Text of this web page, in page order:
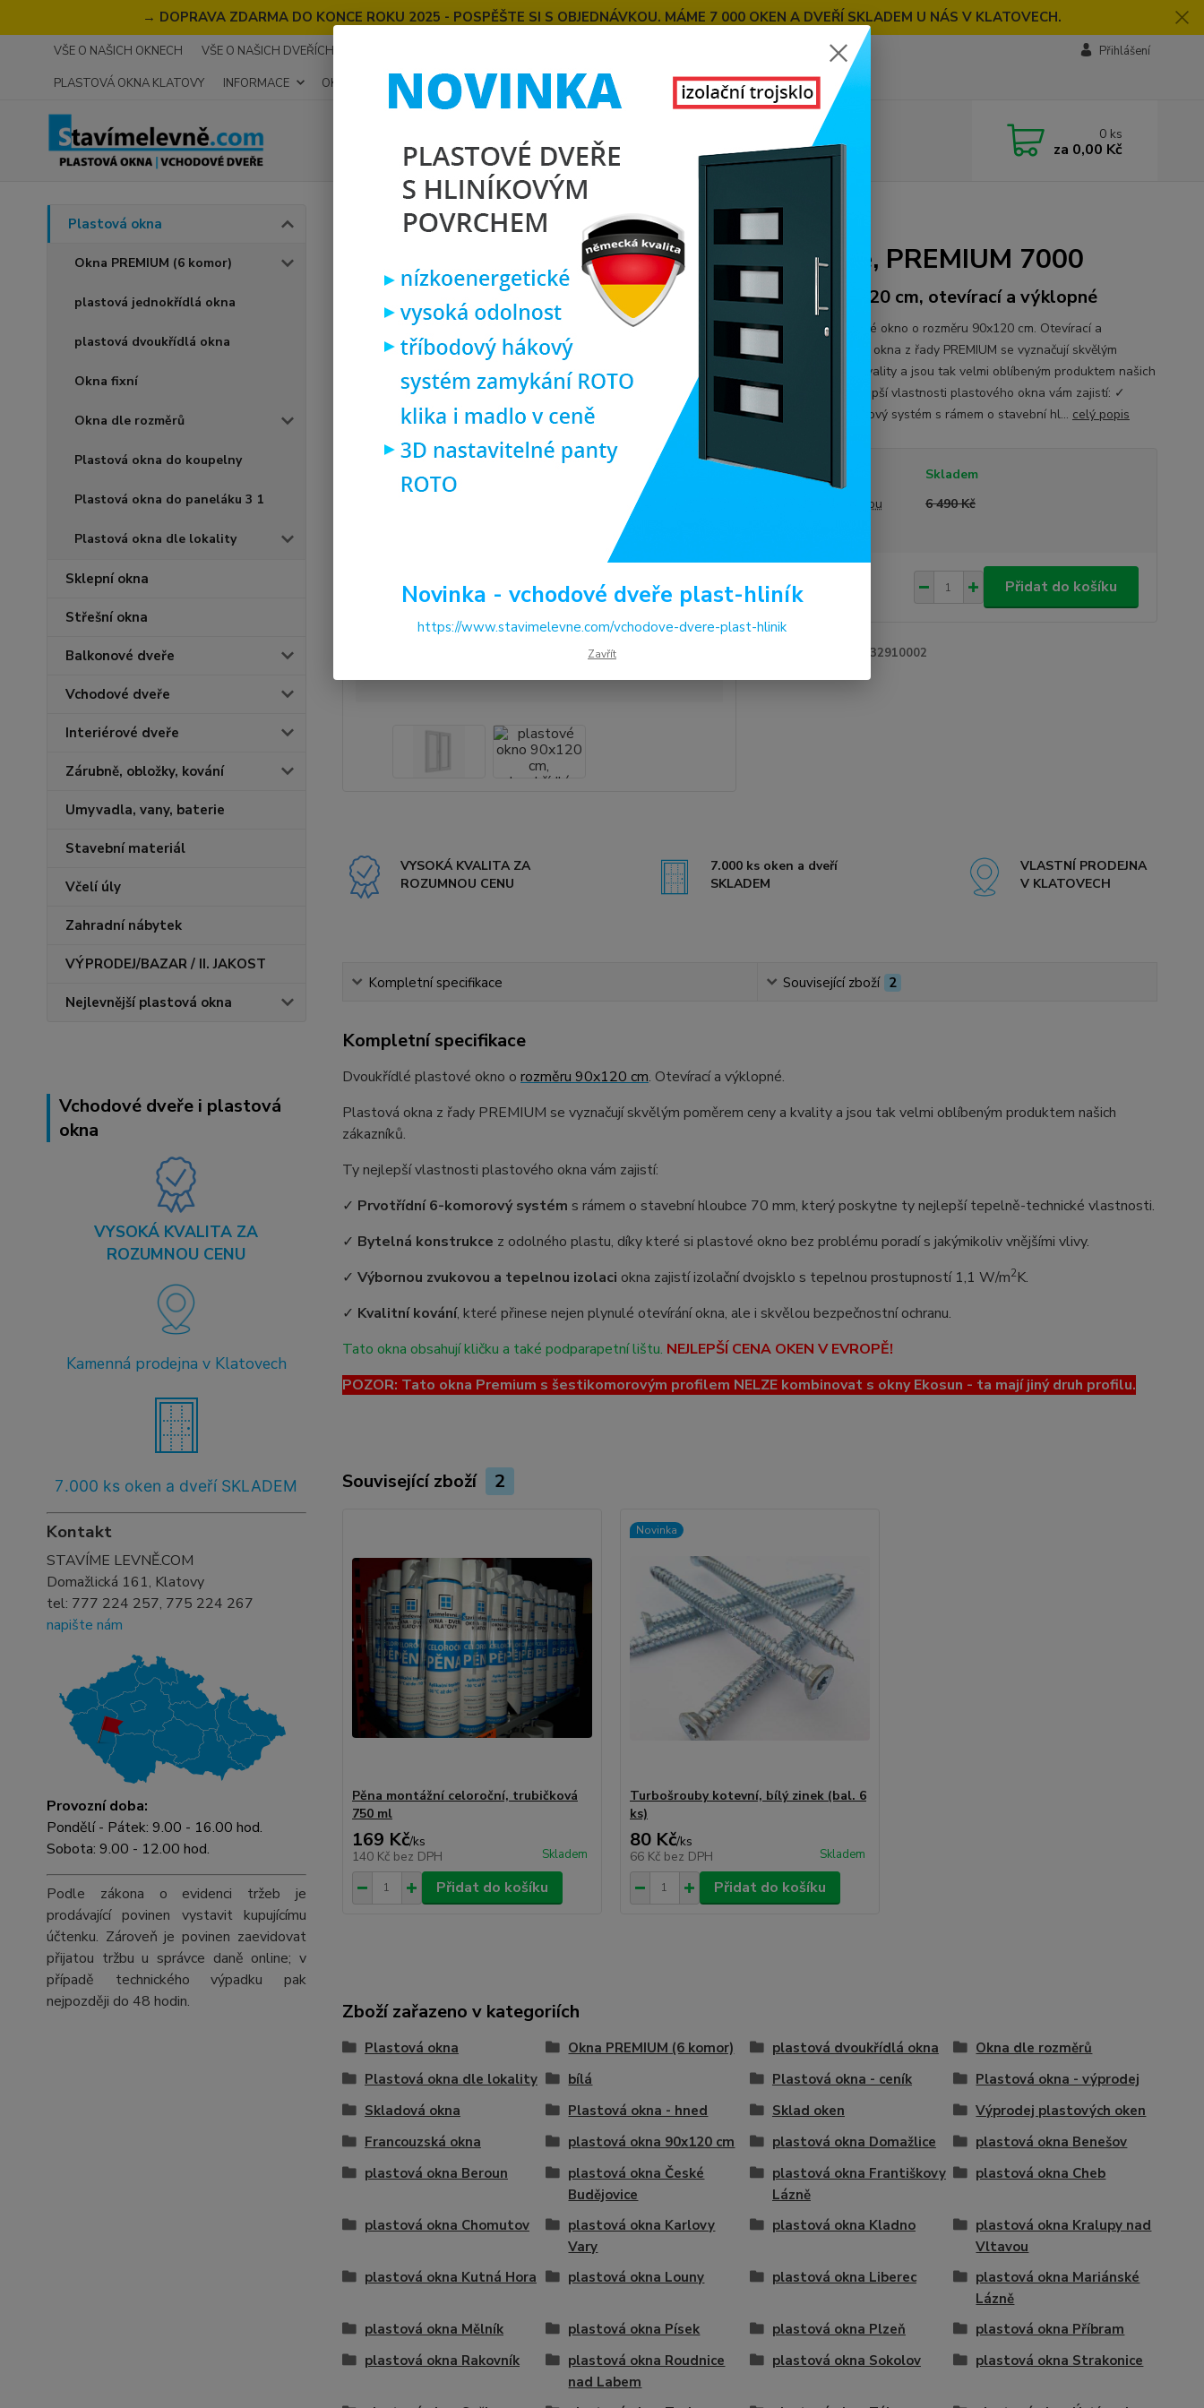
→ DOPRAVA ZDARMA DO KONCE ROKU 2025 - POSPĚŠTE SI S OBJEDNÁVKOU. MÁME 7 000 OKEN A DVEŘÍ SKLADEM U NÁS V KLATOVECH.
VŠE O NAŠICH OKNECH VŠE O NAŠICH DVEŘÍCH
PLASTOVÁ OKNA KLATOVY
INFORMACE OKNA NA MÍRU KONTAKT O NÁS
Přihlášení
0 ks
za 0,00 Kč
Plastová okna
Okna PREMIUM (6 komor)
plastová jednokřídlá okna
plastová dvoukřídlá okna
Okna fixní
Okna dle rozměrů
Plastová okna do koupelny
Plastová okna do paneláku 3 1
Plastová okna dle lokality
Sklepní okna
Střešní okna
Balkonové dveře
Vchodové dveře
Interiérové dveře
Zárubně, obložky, kování
Umyvadla, vany, baterie
Stavební materiál
Včelí úly
Zahradní nábytek
VÝPRODEJ/BAZAR / II. JAKOST
Nejlevnější plastová okna
Vchodové dveře i plastová
okna
VYSOKÁ KVALITA ZA
ROZUMNOU CENU
Kamenná prodejna v Klatovech
7.000 ks oken a dveří SKLADEM
Kontakt
STAVÍME LEVNĚ.COM
Domažlická 161, Klatovy
tel: 777 224 257, 775 224 267
napište nám
Provozní doba:
Pondělí - Pátek: 9.00 - 16.00 hod.
Sobota: 9.00 - 12.00 hod.
Podle zákona o evidenci tržeb je
prodávající povinen vystavit kupujícímu
účtenku. Zároveň je povinen zaevidovat
přijatou tržbu u správce daně online; v
případě technického výpadku pak
nejpozději do 48 hodin.
Plastová okna plastové okno 90x120 cm, dvoukřídlé, bílé, PREMIUM 7000
plastové okno 90x120 cm, dvoukřídlé, bílé, PREMIUM 7000
TOP produkt Doprava ZDARMA rozměr 90x120 cm, otevírací a výklopné
Dvoukřídlé plastové okno o rozměru 90x120 cm. Otevírací a
výklopné. Plastová okna z řady PREMIUM se vyznačují skvělým
poměrem ceny a kvality a jsou tak velmi oblíbeným produktem našich
zákazníků. Ty nejlepší vlastnosti plastového okna vám zajistí: ✓
Prvotřídní 6-komorový systém s rámem o stavební hl... celý popis
Dostupnost
Skladem
Cena před slevou
6 490 Kč
5 790 Kč
4 785 Kč
Přidat do košíku
22032910002
VYSOKÁ KVALITA ZA
ROZUMNOU CENU
7.000 ks oken a dveří
SKLADEM
VLASTNÍ PRODEJNA
V KLATOVECH
Kompletní specifikace Související zboží 2
Kompletní specifikace
Dvoukřídlé plastové okno o rozměru 90x120 cm. Otevírací a výklopné.
Plastová okna z řady PREMIUM se vyznačují skvělým poměrem ceny a kvality a jsou tak velmi oblíbeným produktem našich
zákazníků.
Ty nejlepší vlastnosti plastového okna vám zajistí:
✓ Prvotřídní 6-komorový systém s rámem o stavební hloubce 70 mm, který poskytne ty nejlepší tepelně-technické vlastnosti.
✓ Bytelná konstrukce z odolného plastu, díky které si plastové okno bez problému poradí s jakýmikoliv vnějšími vlivy.
✓ Výbornou zvukovou a tepelnou izolaci okna zajistí izolační dvojsklo s tepelnou prostupností 1,1 W/m2K.
✓ Kvalitní kování, které přinese nejen plynulé otevírání okna, ale i skvělou bezpečnostní ochranu.
Tato okna obsahují kličku a také podparapetní lištu. NEJLEPŠÍ CENA OKEN V EVROPĚ!
POZOR: Tato okna Premium s šestikomorovým profilem NELZE kombinovat s okny Ekosun - ta mají jiný druh profilu.
Související zboží 2
Pěna montážní celoroční, trubičková
750 ml
169 Kč/ks
140 Kč bez DPH Skladem
Přidat do košíku
Novinka
Turbošrouby kotevní, bílý zinek (bal. 6
ks)
80 Kč/ks
66 Kč bez DPH Skladem
Přidat do košíku
Zboží zařazeno v kategoriích
Plastová okna Okna PREMIUM (6 komor) plastová dvoukřídlá okna
Okna dle rozměrů
Plastová okna dle lokality
bílá Plastová okna - ceník
Plastová okna - výprodej
Skladová okna
Plastová okna - hned Sklad oken
Výprodej plastových oken
Francouzská okna
plastová okna 90x120 cm plastová okna Domažlice
plastová okna Benešov
plastová okna Beroun
plastová okna České
Budějovice
plastová okna Františkovy
Lázně
plastová okna Cheb
plastová okna Chomutov
plastová okna Karlovy
Vary
plastová okna Kladno
plastová okna Kralupy nad
Vltavou
plastová okna Kutná Hora
plastová okna Louny plastová okna Liberec
plastová okna Mariánské
Lázně
plastová okna Mělník
plastová okna Písek plastová okna Plzeň
plastová okna Příbram
plastová okna Rakovník
plastová okna Roudnice
nad Labem
plastová okna Sokolov plastová okna Strakonice
Novinka - vchodové dveře plast-hliník
https://www.stavimelevne.com/vchodove-dvere-plast-hlinik
Zavřít